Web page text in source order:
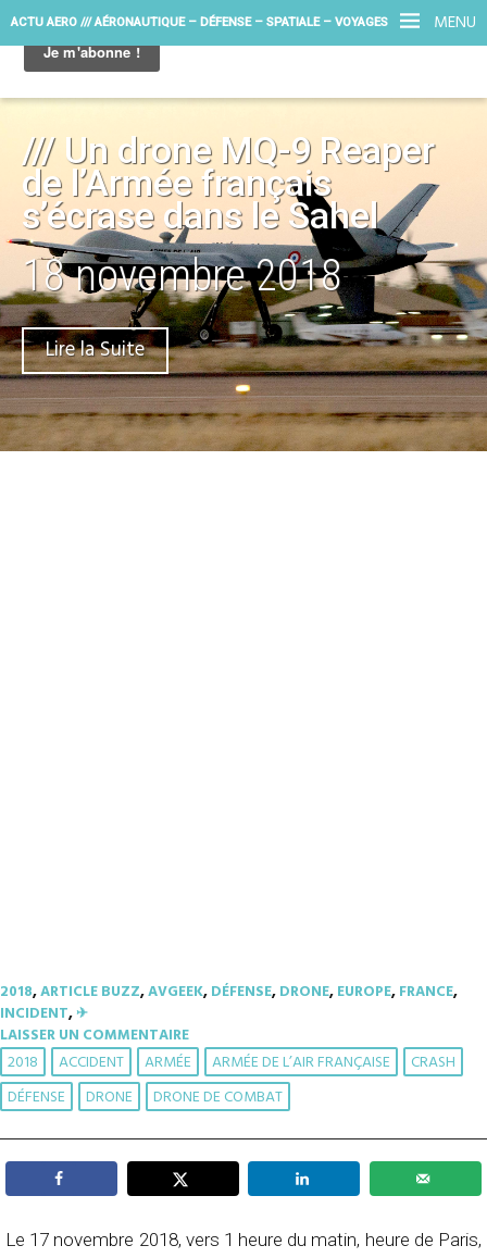
MENU
ACTU AERO /// AÉRONAUTIQUE – DÉFENSE – SPATIALE – VOYAGES
/// Un drone MQ-9 Reaper
de l’Armée français
s’écrase dans le Sahel
18 novembre 2018
Lire la Suite
2018,ARTICLE BUZZ,AVGEEK,DÉFENSE,DRONE,EUROPE,FRANCE,
INCIDENT,✈︎
LAISSER UN COMMENTAIRE
2018 ACCIDENT ARMÉE ARMÉE DE L’AIR FRANÇAISE
CRASH
DÉFENSE
DRONE DRONE DE COMBAT
Le 17 novembre 2018, vers 1 heure du matin, heure de Paris,